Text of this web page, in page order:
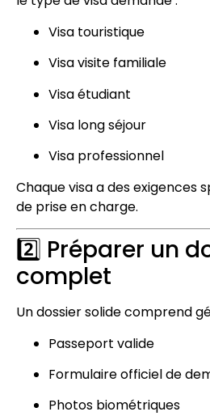
Visa touristique
Visa visite familiale
Visa étudiant
Visa long séjour
Visa professionnel
Chaque visa a des exigences
de prise en charge.
2️⃣ Préparer un
complet
Un dossier solide comprend
Passeport valide
Formulaire officiel de
Photos biométriques